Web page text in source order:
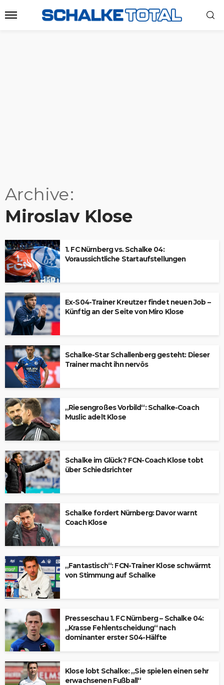
Archive
Miroslav Klose
1. FC Nürnberg vs. Schalke 04:
Voraussichtliche Startaufstellungen
Ex-S04-Trainer Kreutzer findet neuen Job –
Künftig an der Seite von Miro Klose
Schalke-Star Schallenberg gesteht: Dieser
Trainer macht ihn nervös
„Riesengroßes Vorbild“: Schalke-Coach
Muslic adelt Klose
Schalke im Glück? FCN-Coach Klose tobt
über Schiedsrichter
Schalke fordert Nürnberg: Davor warnt
Coach Klose
„Fantastisch“: FCN-Trainer Klose schwärmt
von Stimmung auf Schalke
Presseschau 1. FC Nürnberg – Schalke 04:
„Krasse Fehlentscheidung“ nach
dominanter erster S04-Hälfte
Klose lobt Schalke: „Sie spielen einen sehr
erwachsenen Fußball“